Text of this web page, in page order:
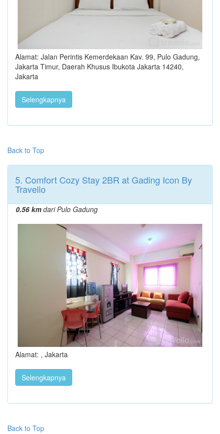
Alamat: Jalan Perintis Kemerdekaan Kav. 99, Pulo Gadung,
Jakarta Timur, Daerah Khusus Ibukota Jakarta 14240,
Jakarta
Selengkapnya
Back to Top
5. Comfort Cozy Stay 2BR at Gading Icon By
Travelio
0.56 kmdari Pulo Gadung
Alamat: , Jakarta
Selengkapnya
Back to Top